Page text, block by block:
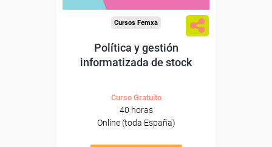
Cursos Femxa
Política y gestión
informatizada de stock
Curso Gratuito
40 horas
Online (toda España)